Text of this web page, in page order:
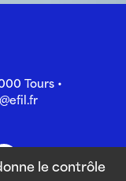
Tours •
le contrôle